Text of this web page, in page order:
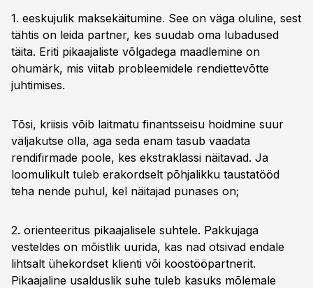
1. eeskujulik maksekäitumine. See on väga oluline, sest
tähtis on leida partner, kes suudab oma lubadused
täita. Eriti pikaajaliste võlgadega maadlemine on
ohumärk, mis viitab probleemidele rendiettevõtte
juhtimises.
Tõsi, kriisis võib laitmatu finantsseisu hoidmine suur
väljakutse olla, aga seda enam tasub vaadata
rendifirmade poole, kes ekstraklassi näitavad. Ja
loomulikult tuleb erakordselt põhjalikku taustatööd
teha nende puhul, kel näitajad punases on;
2. orienteeritus pikaajalisele suhtele. Pakkujaga
vesteldes on mõistlik uurida, kas nad otsivad endale
lihtsalt ühekordset klienti või koostööpartnerit.
Pikaajaline usalduslik suhe tuleb kasuks mõlemale